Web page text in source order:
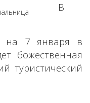
В
на 7 января в
божественная
туристический